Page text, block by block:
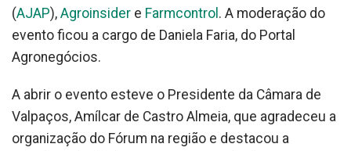
(AJAP), Agroinsider e Farmcontrol . A moderação do
evento ficou a cargo de Daniela Faria, do Portal
Agronegócios.
A abrir o evento esteve o Presidente da Câmara de
Valpaços, Amílcar de Castro Almeia, que agradeceu a
organização do Fórum na região e destacou a